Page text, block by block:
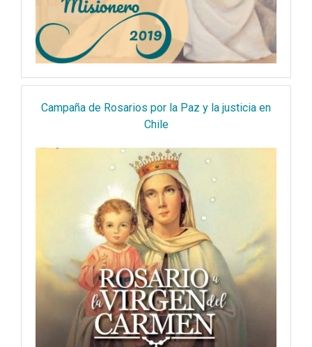
Campaña de Rosarios por la Paz y la justicia en
Chile